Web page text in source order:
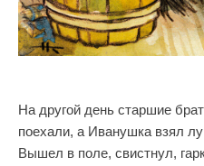
На другой день старшие
поехали, а Иванушка взял
Вышел в поле, свистнул,